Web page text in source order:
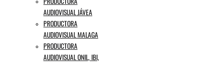
AUDIOVISUAL JÁVEA
PRODUCTORA
AUDIOVISUAL MALAGA
PRODUCTORA
AUDIOVISUAL ONIL, IBI,